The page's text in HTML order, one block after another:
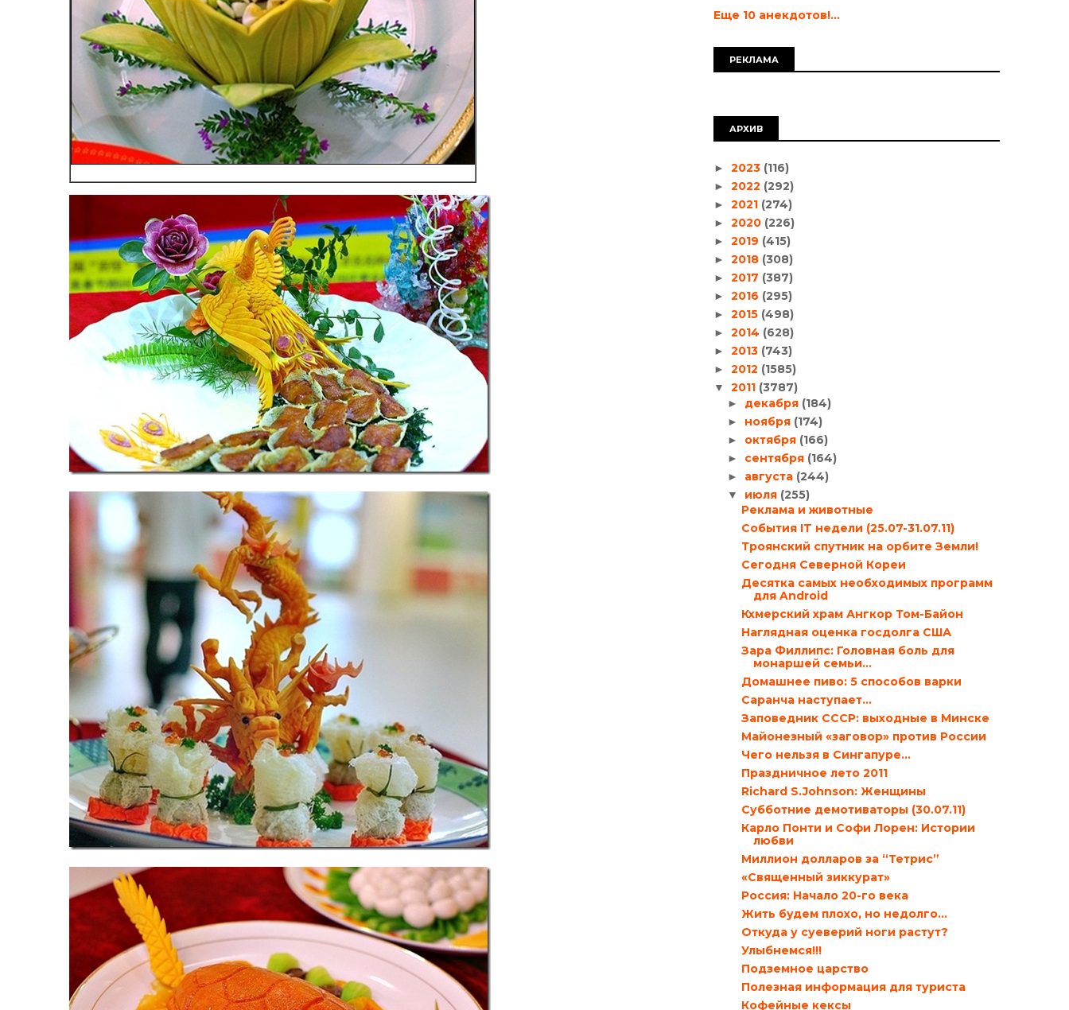
Еще 10 анекдотов!...
РЕКЛАМА
АРХИВ
► 2023 (116)
► 2022 (292)
► 2021 (274)
► 2020 (226)
► 2019 (415)
► 2018 (308)
► 2017 (387)
► 2016 (295)
► 2015 (498)
► 2014 (628)
► 2013 (743)
► 2012 (1585)
▼ 2011 (3787)
► декабря (184)
► ноября (174)
► октября (166)
► сентября (164)
► августа (244)
▼ июля (255)
Реклама и животные
События IT недели (25.07-31.07.11)
Троянский спутник на орбите Земли!
Сегодня Северной Кореи
Десятка самых необходимых программ
для Android
Кхмерский храм Ангкор Том-Байон
Наглядная оценка госдолга США
Зара Филлипс: Головная боль для
монаршей семьи…
Домашнее пиво: 5 способов варки
Саранча наступает…
Заповедник СССР: выходные в Минске
Майонезный «заговор» против России
Чего нельзя в Сингапуре…
Праздничное лето 2011
Richard S.Johnson: Женщины
Субботние демотиваторы (30.07.11)
Карло Понти и Софи Лорен: Истории
любви
Миллион долларов за “Тетрис”
«Священный зиккурат»
Россия: Начало 20-го века
Жить будем плохо, но недолго...
Откуда у суеверий ноги растут?
Улыбнемся!!!
Подземное царство
Полезная информация для туриста
Кофейные кексы